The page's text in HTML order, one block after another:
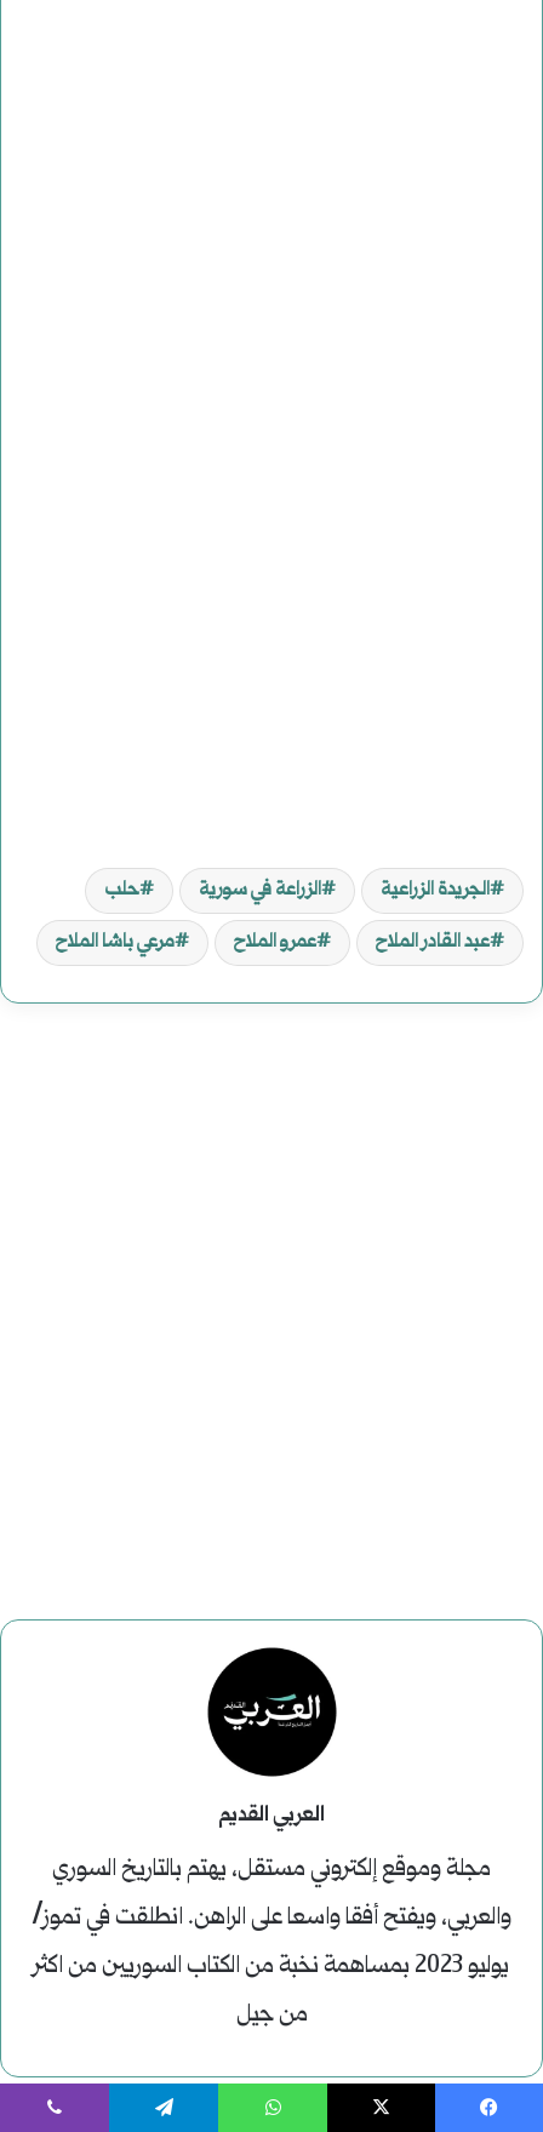
الجريدة الزراعية الزراعة في سورية
حلب
عبد القادر الملاح
عمرو الملاح مرعي باشا الملاح
العربي القديم
مجلة وموقع إلكتروني مستقل، يهتم بالتاريخ السوري
والعربي، ويفتح أفقا واسعا على الراهن. انطلقت في تموز/
يوليو 2023 بمساهمة نخبة من الكتاب السوريين من اكثر
من جيل